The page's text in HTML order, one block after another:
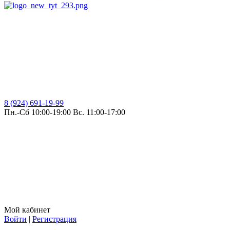
8 (924) 691-19-99
Пн.-Сб 10:00-19:00 Вс. 11:00-17:00
Мой кабинет
Войти | Регистрация